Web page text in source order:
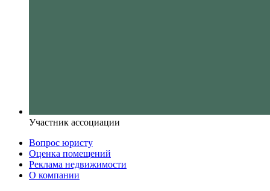
Участник ассоциации
Вопрос юристу
Оценка помещений
Реклама недвижимости
О компании